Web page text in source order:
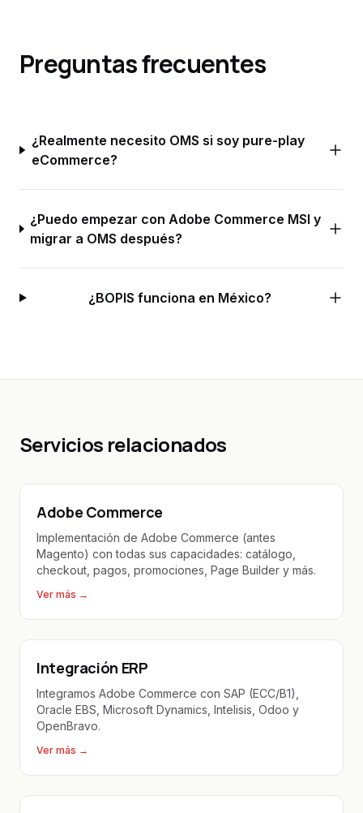
Preguntas frecuentes
¿Realmente necesito OMS si soy pure-play
eCommerce?
¿Puedo empezar con Adobe Commerce MSI y
migrar a OMS después?
¿BOPIS funciona en México?
Servicios relacionados
Adobe Commerce
Implementación de Adobe Commerce (antes
Magento) con todas sus capacidades: catálogo,
checkout, pagos, promociones, Page Builder y más.
Ver más →
Integración ERP
Integramos Adobe Commerce con SAP (ECC/B1),
Oracle EBS, Microsoft Dynamics, Intelisis, Odoo y
OpenBravo.
Ver más →